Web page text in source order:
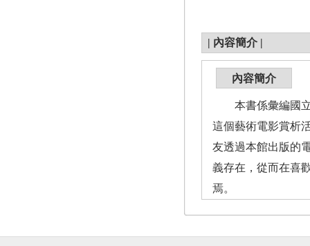
| 內容簡介 |
內容簡介
本書係彙編國立
這個藝術電影賞析
友透過本館出版的
義存在，從而在喜
焉。